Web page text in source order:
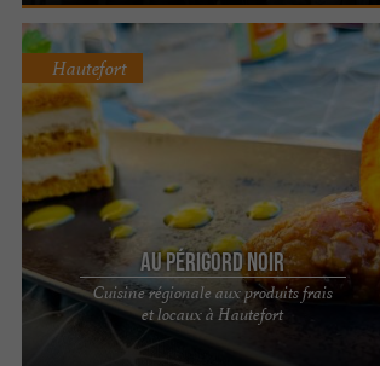
Au Périgord Noir
Cuisine régionale aux produits frais
et locaux à Hautefort
Hautefort
Une véritable expérience culinaire à vivre au
restaurant de l’Hôtel 2* Au Périgord Noir Une